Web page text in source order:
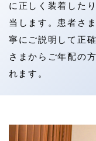
に正しく装着した
当します。患者さ
寧にご説明して正
さまからご年配の
れます。